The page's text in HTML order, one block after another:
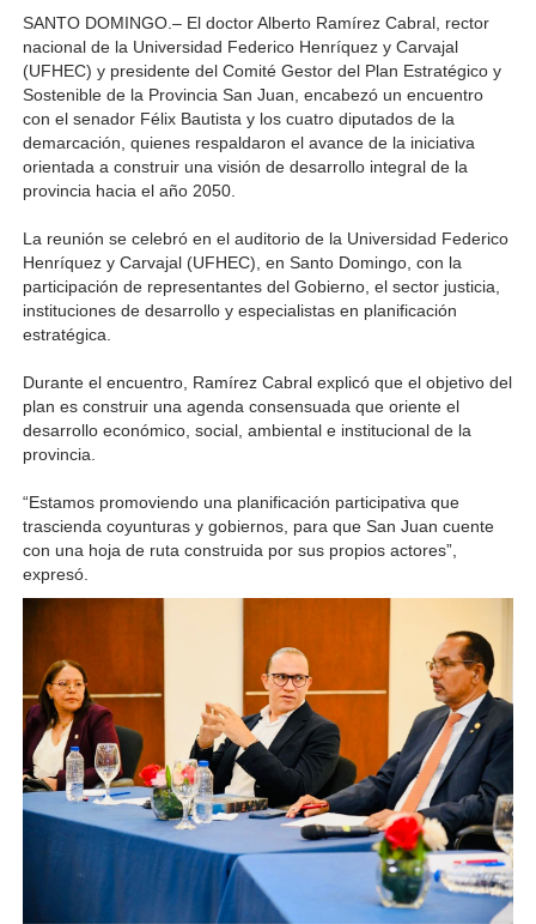
SANTO DOMINGO.– El doctor Alberto Ramírez Cabral, rector
nacional de la Universidad Federico Henríquez y Carvajal
(UFHEC) y presidente del Comité Gestor del Plan Estratégico y
Sostenible de la Provincia San Juan, encabezó un encuentro
con el senador Félix Bautista y los cuatro diputados de la
demarcación, quienes respaldaron el avance de la iniciativa
orientada a construir una visión de desarrollo integral de la
provincia hacia el año 2050.
La reunión se celebró en el auditorio de la Universidad Federico
Henríquez y Carvajal (UFHEC), en Santo Domingo, con la
participación de representantes del Gobierno, el sector justicia,
instituciones de desarrollo y especialistas en planificación
estratégica.
Durante el encuentro, Ramírez Cabral explicó que el objetivo del
plan es construir una agenda consensuada que oriente el
desarrollo económico, social, ambiental e institucional de la
provincia.
“Estamos promoviendo una planificación participativa que
trascienda coyunturas y gobiernos, para que San Juan cuente
con una hoja de ruta construida por sus propios actores”,
expresó.